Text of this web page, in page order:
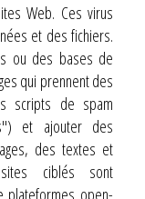
Web. Ces virus
et des fichiers.
ou des bases de
qui prennent des
scripts de spam
et ajouter des
des textes et
ciblés sont
plateformes open-